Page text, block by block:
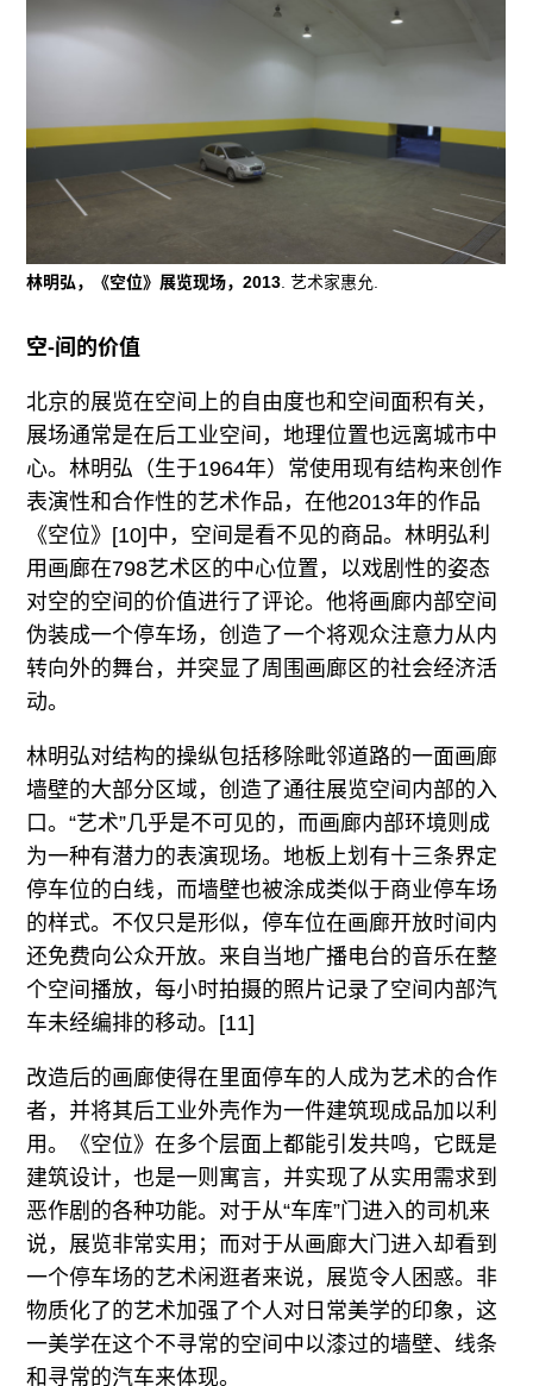
林明弘，《空位》展览现场，2013 . 艺术家惠允.
空-间的价值
北京的展览在空间上的自由度也和空间面积有关，
展场通常是在后工业空间，地理位置也远离城市中
心。林明弘（生于1964年）常使用现有结构来创作
表演性和合作性的艺术作品，在他2013年的作品
《空位》[10]中，空间是看不见的商品。林明弘利
用画廊在798艺术区的中心位置，以戏剧性的姿态
对空的空间的价值进行了评论。他将画廊内部空间
伪装成一个停车场，创造了一个将观众注意力从内
转向外的舞台，并突显了周围画廊区的社会经济活
动。
林明弘对结构的操纵包括移除毗邻道路的一面画廊
墙壁的大部分区域，创造了通往展览空间内部的入
口。“艺术”几乎是不可见的，而画廊内部环境则成
为一种有潜力的表演现场。地板上划有十三条界定
停车位的白线，而墙壁也被涂成类似于商业停车场
的样式。不仅只是形似，停车位在画廊开放时间内
还免费向公众开放。来自当地广播电台的音乐在整
个空间播放，每小时拍摄的照片记录了空间内部汽
车未经编排的移动。[11]
改造后的画廊使得在里面停车的人成为艺术的合作
者，并将其后工业外壳作为一件建筑现成品加以利
用。《空位》在多个层面上都能引发共鸣，它既是
建筑设计，也是一则寓言，并实现了从实用需求到
恶作剧的各种功能。对于从“车库”门进入的司机来
说，展览非常实用；而对于从画廊大门进入却看到
一个停车场的艺术闲逛者来说，展览令人困惑。非
物质化了的艺术加强了个人对日常美学的印象，这
一美学在这个不寻常的空间中以漆过的墙壁、线条
和寻常的汽车来体现。